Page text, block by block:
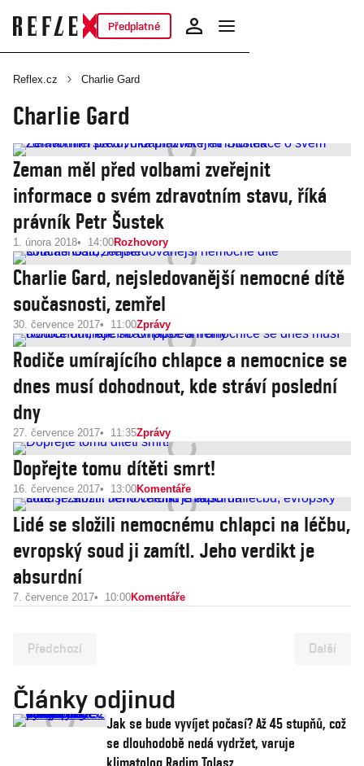
Předplatné
Reflex.cz Charlie Gard
Charlie Gard
Zeman měl před volbami zveřejnit
informace o svém zdravotním stavu, říká
právník Petr Šustek
1. února 2018 14:00Rozhovory
Charlie Gard, nejsledovanější nemocné dítě
současnosti, zemřel
30. července 2017 11:00Zprávy
Rodiče umírajícího chlapce a nemocnice se
dnes musí dohodnout, kde stráví poslední
dny
27. července 2017 11:35Zprávy
Dopřejte tomu dítěti smrt!
16. července 2017 13:00Komentáře
Lidé se složili nemocnému chlapci na léčbu,
evropský soud ji zamítl. Jeho verdikt je
absurdní
7. července 2017 10:00Komentáře
Předchozí Další
Články odjinud
Jak se bude vyvíjet počasí? Až 45 stupňů, což
se dlouhodobě nedá vydržet, varuje
klimatolog Radim Tolasz